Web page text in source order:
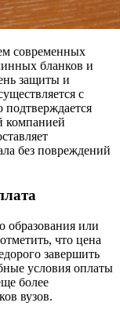
современных
бланков и
защиты и
с
подтверждается
компанией
без повреждений
образования или
что цена
завершить
условия оплаты
более
вузов.